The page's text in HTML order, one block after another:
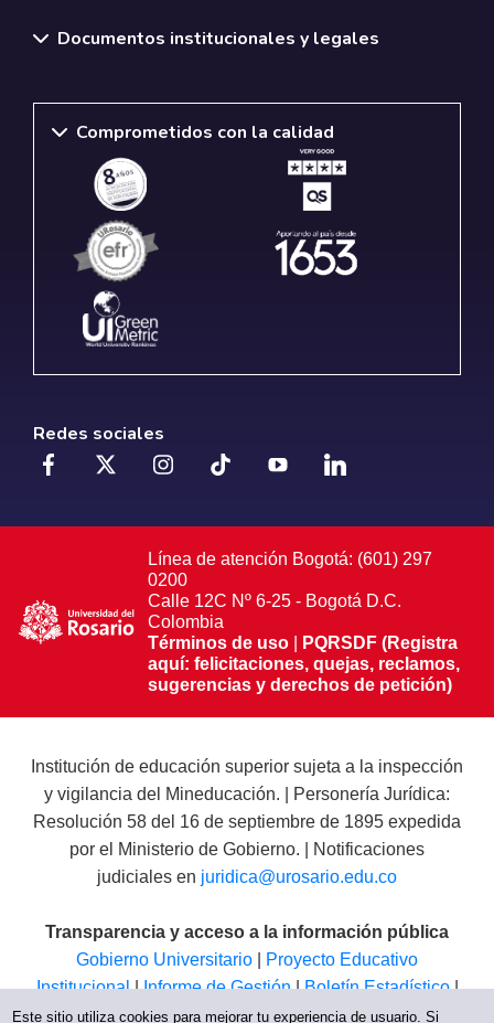
Documentos institucionales y legales
Comprometidos con la calidad
Redes sociales
Línea de atención Bogotá: (601) 297
0200
Calle 12C Nº 6-25 - Bogotá D.C.
Colombia
Términos de uso|
PQRSDF (Registra
aquí: felicitaciones, quejas, reclamos,
sugerencias y derechos de petición)
Institución de educación superior sujeta a la inspección
y vigilancia del Mineducación. | Personería Jurídica:
Resolución 58 del 16 de septiembre de 1895 expedida
por el Ministerio de Gobierno. | Notificaciones
judiciales en juridica@urosario.edu.co
Transparencia y acceso a la información pública
Gobierno Universitario
Proyecto Educativo
Institucional|Informe de Gestión|Boletín Estadístico|
Régimen Tributario| Estados Financieros|Código de
Este sitio utiliza cookies para mejorar tu experiencia de usuario. Si